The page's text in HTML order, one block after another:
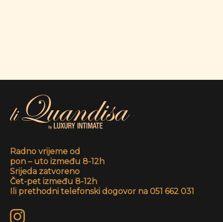
Radno vrijeme od
pon – uto između 8-12h
Srijeda zatvoreno
Čet-pet između 8-12h
Ili prethodni telefonski dogovor na 051 662 031